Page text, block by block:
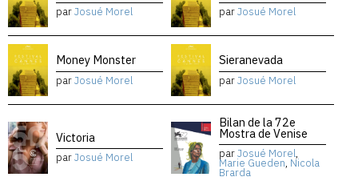
parJosué Morel parJosué Morel
Money Monster
parJosué Morel
Sieranevada
parJosué Morel
Victoria
parJosué Morel
Bilan de la 72e
Mostra de Venise
parJosué Morel,
Marie Gueden, Nicola
Brarda